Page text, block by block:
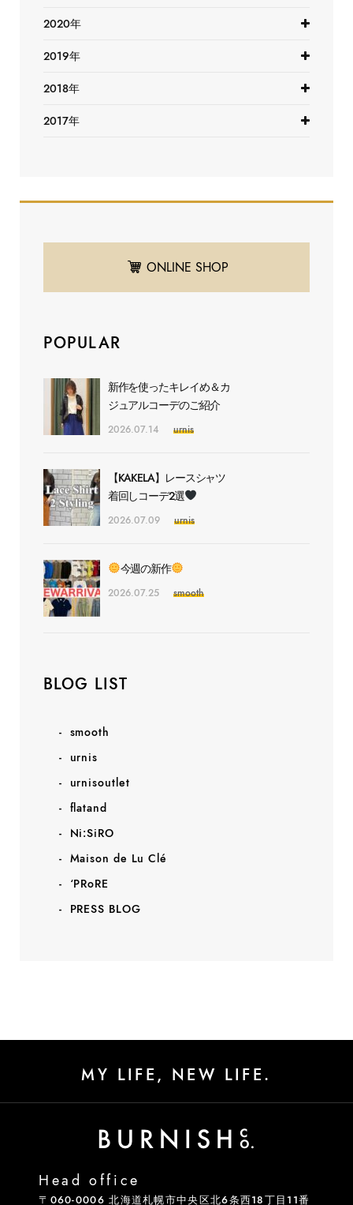
2020年
2019年
2018年
2017年
ONLINE SHOP
POPULAR
新作を使ったキレイめ＆カ
ジュアルコーデのご紹介
2026.07.14 urnis
【KAKELA】レースシャツ
着回しコーデ2選
2026.07.09 urnis
今週の新作
2026.07.25 smooth
BLOG LIST
smooth
urnis
urnisoutlet
flatand
Ni:SiRO
Maison de Lu Clé
‘PRoRE
PRESS BLOG
MY LIFE, NEW LIFE.
Head office
〒060-0006 北海道札幌市中央区北6条西18丁目11番